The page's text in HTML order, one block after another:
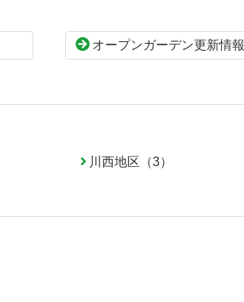
オープンガーデン更新情報
川西地区（3）